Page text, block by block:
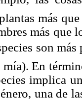
más
más que
son
En
implica
una de